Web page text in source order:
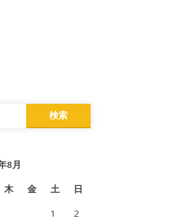
8月
木 金 土
日
1
2